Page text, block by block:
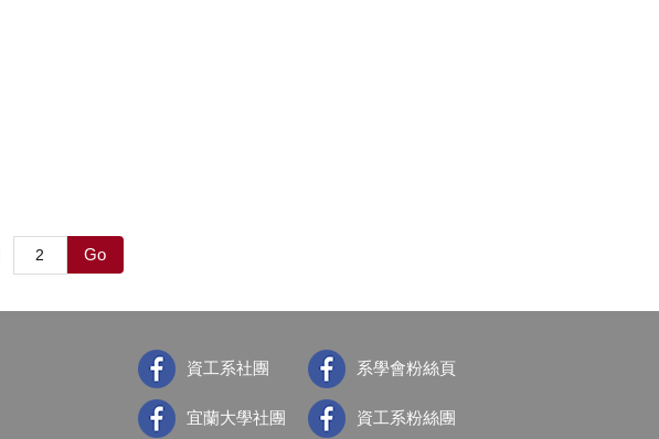
Go
資工系社團 系學會粉絲頁
宜蘭大學社團 資工系粉絲團